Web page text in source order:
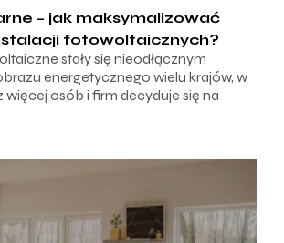
– jak maksymalizować
fotowoltaicznych?
stały się nieodłącznym
energetycznego wielu krajów, w
więcej osób i firm decyduje się na